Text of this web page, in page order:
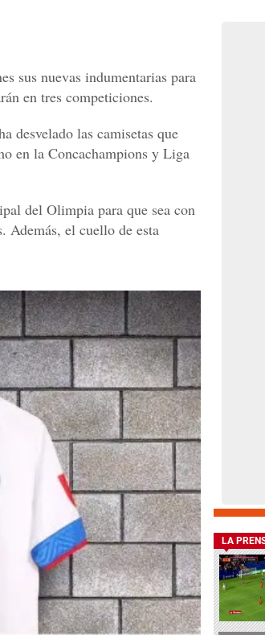
sus nuevas indumentarias para
en tres competiciones.
desvelado las camisetas que
en la Concachampions y Liga
del Olimpia para que sea con
Además, el cuello de esta
LA